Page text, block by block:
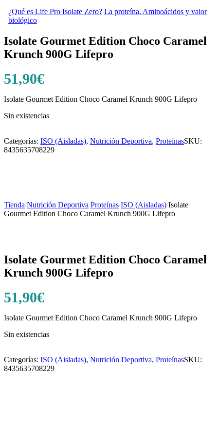
¿Qué es Life Pro Isolate Zero? La proteína. Aminoácidos y valor
biológico
Isolate Gourmet Edition Choco Caramel
Krunch 900G Lifepro
51,90€
Isolate Gourmet Edition Choco Caramel Krunch 900G Lifepro
Sin existencias
Categorías: ISO (Aisladas), Nutrición Deportiva, ProteínasSKU:
8435635708229
Tienda/Nutrición Deportiva/Proteínas/ISO (Aisladas)/Isolate
Gourmet Edition Choco Caramel Krunch 900G Lifepro
Isolate Gourmet Edition Choco Caramel
Krunch 900G Lifepro
51,90€
Isolate Gourmet Edition Choco Caramel Krunch 900G Lifepro
Sin existencias
Categorías: ISO (Aisladas), Nutrición Deportiva, ProteínasSKU:
8435635708229